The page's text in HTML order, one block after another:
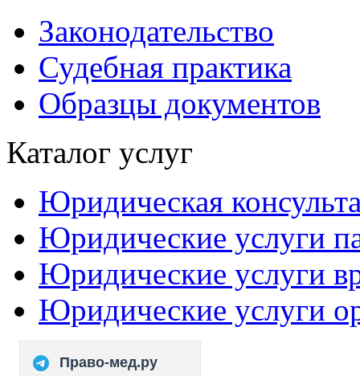
Законодательство
Судебная практика
Образцы документов
Каталог услуг
Юридическая
Юридические услуги
Юридические услуги
Юридические услуги
Право-мед.ру